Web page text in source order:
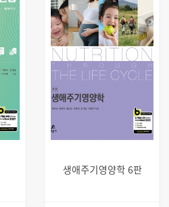
생애주기영양학 6판